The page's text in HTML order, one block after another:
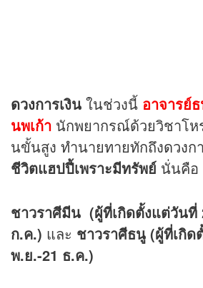
ดวงการเงิน ในช่วงนี้ อาจารย์
นพเก้า นักพยากรณ์ด้วยวิชาโห
นขั้นสูง ทำนายทายทักถึงดวงก
ชีวิตแฮปปี้เพราะมีทรัพย์ นั่นคือ
ชาวราศีมีน (ผู้ที่เกิดตั้งแต่วันที่
ก.ค.) และ ชาวราศีธนู (ผู้ที่เกิด
พ.ย.-21 ธ.ค.)